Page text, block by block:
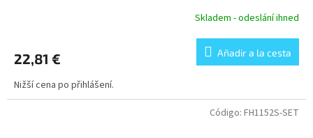
Skladem - odeslání ihned
22,81 € Añadir a la cesta
Nižší cena po přihlášení.
Código: FH1152S-SET